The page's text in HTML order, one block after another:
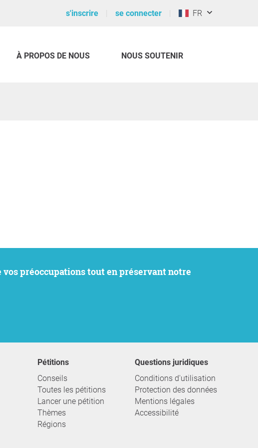
s'inscrire se connecter FR
À PROPOS DE NOUS NOUS SOUTENIR
Pétitions
Conseils
Toutes les pétitions
Lancer une pétition
Thèmes
Régions
Questions juridiques
Conditions d'utilisation
Protection des données
Mentions légales
Accessibilité